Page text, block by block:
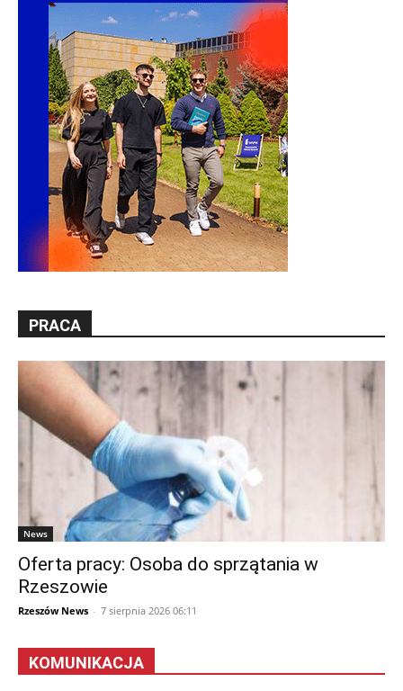
PRACA
News
Oferta pracy: Osoba do sprzątania w
Rzeszowie
Rzeszów News - 7 sierpnia 2026 06:11
KOMUNIKACJA